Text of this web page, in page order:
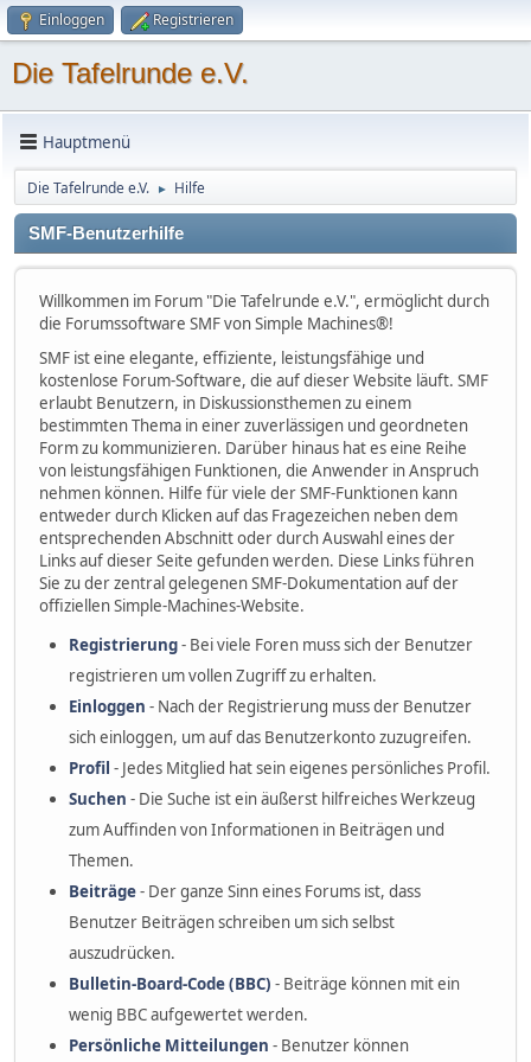
Einloggen Registrieren
Die Tafelrunde e.V.
Hauptmenü
Die Tafelrunde e.V. ► Hilfe
SMF-Benutzerhilfe
Willkommen im Forum "Die Tafelrunde e.V.", ermöglicht durch
die Forumssoftware SMF von Simple Machines®!
SMF ist eine elegante, effiziente, leistungsfähige und
kostenlose Forum-Software, die auf dieser Website läuft. SMF
erlaubt Benutzern, in Diskussionsthemen zu einem
bestimmten Thema in einer zuverlässigen und geordneten
Form zu kommunizieren. Darüber hinaus hat es eine Reihe
von leistungsfähigen Funktionen, die Anwender in Anspruch
nehmen können. Hilfe für viele der SMF-Funktionen kann
entweder durch Klicken auf das Fragezeichen neben dem
entsprechenden Abschnitt oder durch Auswahl eines der
Links auf dieser Seite gefunden werden. Diese Links führen
Sie zu der zentral gelegenen SMF-Dokumentation auf der
offiziellen Simple-Machines-Website.
Registrierung- Bei viele Foren muss sich der Benutzer
registrieren um vollen Zugriff zu erhalten.
Einloggen - Nach der Registrierung muss der Benutzer
sich einloggen, um auf das Benutzerkonto zuzugreifen.
Profil - Jedes Mitglied hat sein eigenes persönliches Profil.
Suchen - Die Suche ist ein äußerst hilfreiches Werkzeug
zum Auffinden von Informationen in Beiträgen und
Themen.
Beiträge- Der ganze Sinn eines Forums ist, dass
Benutzer Beiträgen schreiben um sich selbst
auszudrücken.
Bulletin-Board-Code (BBC) - Beiträge können mit ein
wenig BBC aufgewertet werden.
Persönliche Mitteilungen - Benutzer können